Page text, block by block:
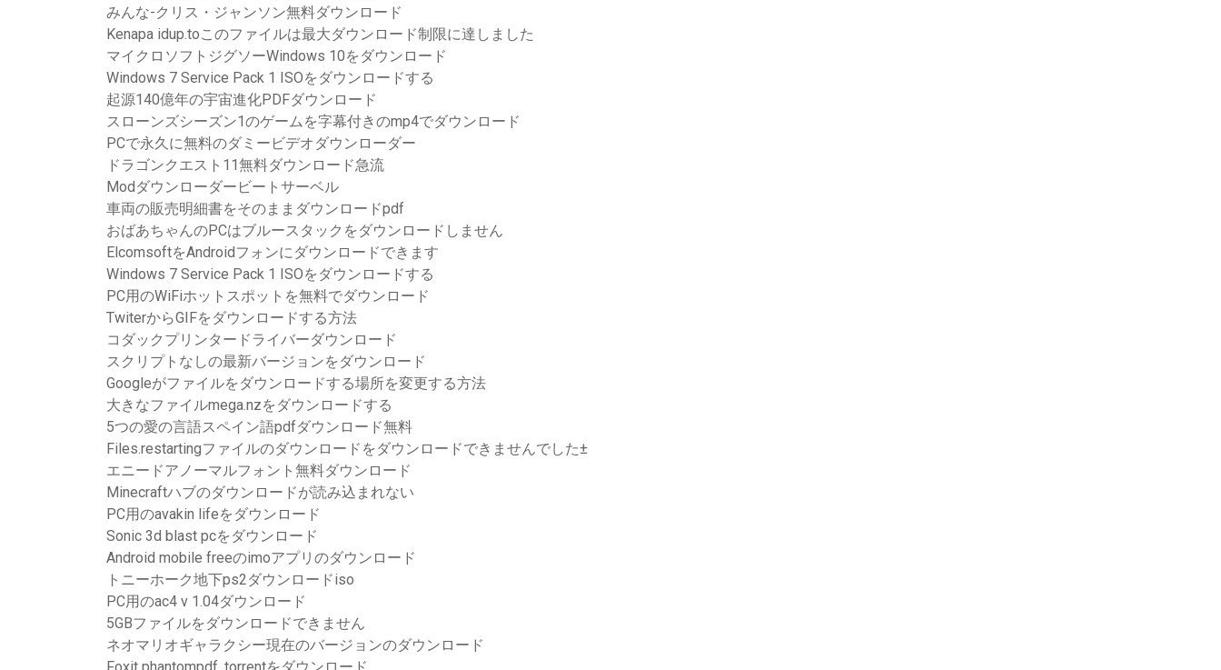
みんな-クリス・ジャンソン無料ダウンロード
Kenapa idup.toこのファイルは最大ダウンロード制限に達しました
マイクロソフトジグソーWindows 10をダウンロード
Windows 7 Service Pack 1 ISOをダウンロードする
起源140億年の宇宙進化PDFダウンロード
スローンズシーズン1のゲームを字幕付きのmp4でダウンロード
PCで永久に無料のダミービデオダウンローダー
ドラゴンクエスト11無料ダウンロード急流
Modダウンローダービートサーベル
車両の販売明細書をそのままダウンロードpdf
おばあちゃんのPCはブルースタックをダウンロードしません
ElcomsoftをAndroidフォンにダウンロードできます
Windows 7 Service Pack 1 ISOをダウンロードする
PC用のWiFiホットスポットを無料でダウンロード
TwiterからGIFをダウンロードする方法
コダックプリンタードライバーダウンロード
スクリプトなしの最新バージョンをダウンロード
Googleがファイルをダウンロードする場所を変更する方法
大きなファイルmega.nzをダウンロードする
5つの愛の言語スペイン語pdfダウンロード無料
Files.restartingファイルのダウンロードをダウンロードできませんでした±
エニードアノーマルフォント無料ダウンロード
Minecraftハブのダウンロードが読み込まれない
PC用のavakin lifeをダウンロード
Sonic 3d blast pcをダウンロード
Android mobile freeのimoアプリのダウンロード
トニーホーク地下ps2ダウンロードiso
PC用のac4 v 1.04ダウンロード
5GBファイルをダウンロードできません
ネオマリオギャラクシー現在のバージョンのダウンロード